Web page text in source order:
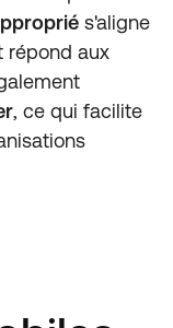
s'aligne
répond aux
, ce qui facilite